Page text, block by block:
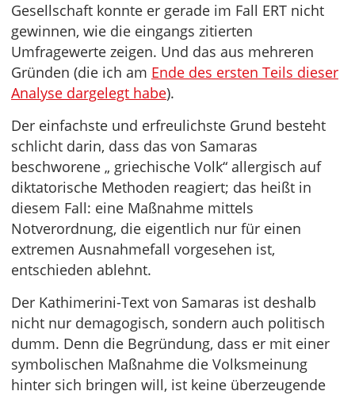
Gesellschaft konnte er gerade im Fall ERT nicht
gewinnen, wie die eingangs zitierten
Umfragewerte zeigen. Und das aus mehreren
Gründen (die ich am Ende des ersten Teils dieser
Analyse dargelegt habe).
Der einfachste und erfreulichste Grund besteht
schlicht darin, dass das von Samaras
beschworene „ griechische Volk“ allergisch auf
diktatorische Methoden reagiert; das heißt in
diesem Fall: eine Maßnahme mittels
Notverordnung, die eigentlich nur für einen
extremen Ausnahmefall vorgesehen ist,
entschieden ablehnt.
Der Kathimerini-Text von Samaras ist deshalb
nicht nur demagogisch, sondern auch politisch
dumm. Denn die Begründung, dass er mit einer
symbolischen Maßnahme die Volksmeinung
hinter sich bringen will, ist keine überzeugende